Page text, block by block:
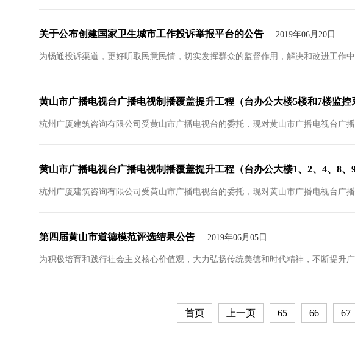
关于公布创建国家卫生城市工作投诉举报平台的公告 2019年06月20日
为畅通投诉渠道，更好听取民意民情，切实发挥群众的监督作用，解决和改进工作
黄山市广播电视台广播电视制播覆盖提升工程（台办公大楼5楼和7楼监
杭州广厦建筑咨询有限公司受黄山市广播电视台的委托，现对黄山市广播电视台广
黄山市广播电视台广播电视制播覆盖提升工程（台办公大楼1、2、4、8
杭州广厦建筑咨询有限公司受黄山市广播电视台的委托，现对黄山市广播电视台广
第四届黄山市道德模范评选结果公告 2019年06月05日
为积极培育和践行社会主义核心价值观，大力弘扬传统美德和时代精神，不断提升
首页 上一页 65 66 67